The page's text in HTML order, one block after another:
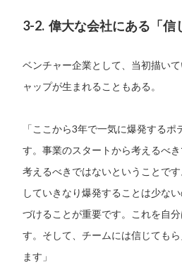
3-2. 偉大な会社にある「信
ベンチャー企業として、当初描い
ャップが生まれることもある。
「ここから3年で一気に爆発するポ
す。事業のスタートから考えるべ
考えるべきではないということで
していきなり爆発することは少な
づけることが重要です。これを自
す。そして、チームには信じても
ます」